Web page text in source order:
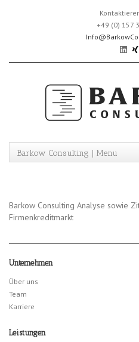
+49 (0) 157
Barkow Consulting | Menu
Barkow Consulting Analyse sowie
Firmenkreditmarkt
Unternehmen
Über uns
Team
Karriere
Leistungen